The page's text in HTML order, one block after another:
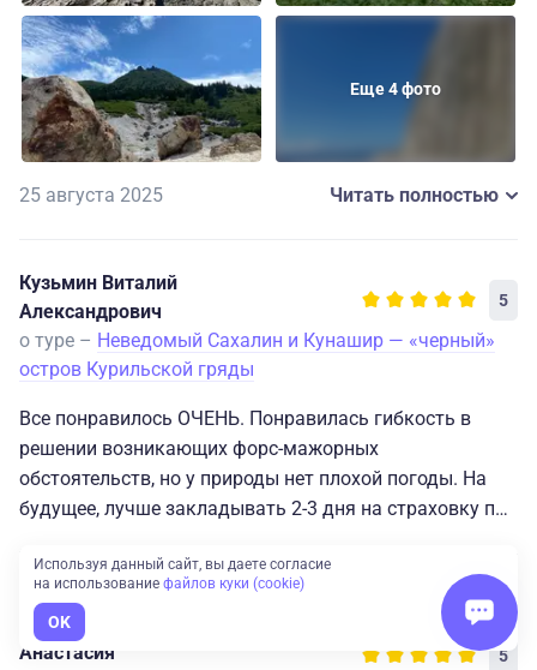
бухта Буссе. Отдельного слова заслуживает Тихий
океан - масштабы завораживают!
Еще 4 фото
25 августа 2025 Читать полностью
Кузьмин Виталий
Александрович
5
о туре – Неведомый Сахалин и Кунашир — «черный»
остров Курильской гряды
Все понравилось ОЧЕНЬ. Понравилась гибкость в
решении возникающих форс-мажорных
обстоятельств, но у природы нет плохой погоды. На
будущее, лучше закладывать 2-3 дня на страховку при
отдельное спасибо Сергею (Курилы), Ольге (Сахалин).
Очень рекомендую в туре добавить/заказывать 1
день рыбалки на Охотском море. Впечатлений море,
фотографий много. По впечатлениям Сахалин +
24 июля 2023 Читать полностью
Анастасия 5
Используя данный сайт, вы даете согласие
на использование файлов куки (cookie)
OK